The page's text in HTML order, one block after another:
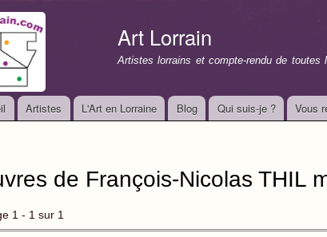
Art Lorrain
Artistes lorrains et compte-rendu de toutes
Artistes L'Art en Lorraine Blog Qui suis-je ? Vous
de François-Nicolas THIL
1 - 1 sur 1